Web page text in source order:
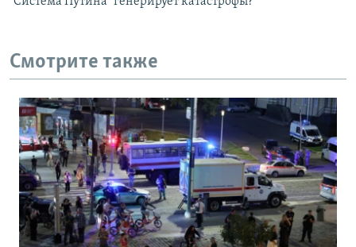
Смотрите также